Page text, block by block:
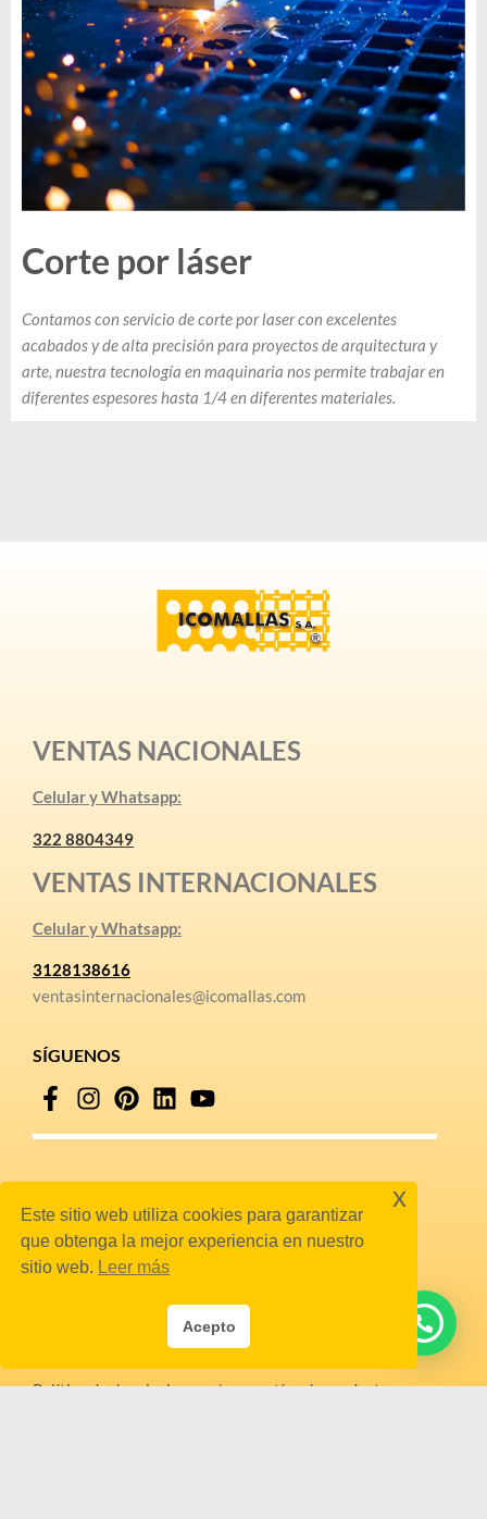
Corte por láser
Contamos con servicio de corte por laser con excelentes
acabados y de alta precisión para proyectos de arquitectura y
arte, nuestra tecnología en maquinaria nos permite trabajar en
diferentes espesores hasta 1/4 en diferentes materiales.
VENTAS NACIONALES
Celular y Whatsapp:
322 8804349
VENTAS INTERNACIONALES
Celular y Whatsapp:
3128138616
ventasinternacionales@icomallas.com
SÍGUENOS
POLÍTICAS
Política de tratamiento de datos
personales/Personal Data Processing Policy
Términos y Condiciones – SAGRILAFT y PTEE /
Terms and Conditions – SAGRILAFT and PTEE
Política de devoluciones y/o garantías de producto
Este sitio web utiliza cookies para garantizar
que obtenga la mejor experiencia en nuestro
sitio web. Leer más
Acepto
x